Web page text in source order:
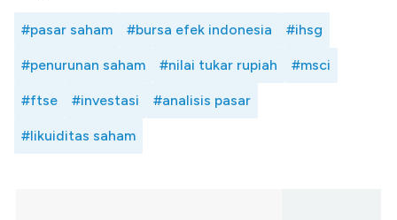
#pasar saham #bursa efek indonesia #ihsg
#penurunan saham #nilai tukar rupiah #msci
#ftse #investasi #analisis pasar
#likuiditas saham